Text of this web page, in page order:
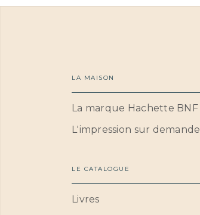
LA MAISON
La marque Hachette BNF
L'impression sur demande
LE CATALOGUE
Livres